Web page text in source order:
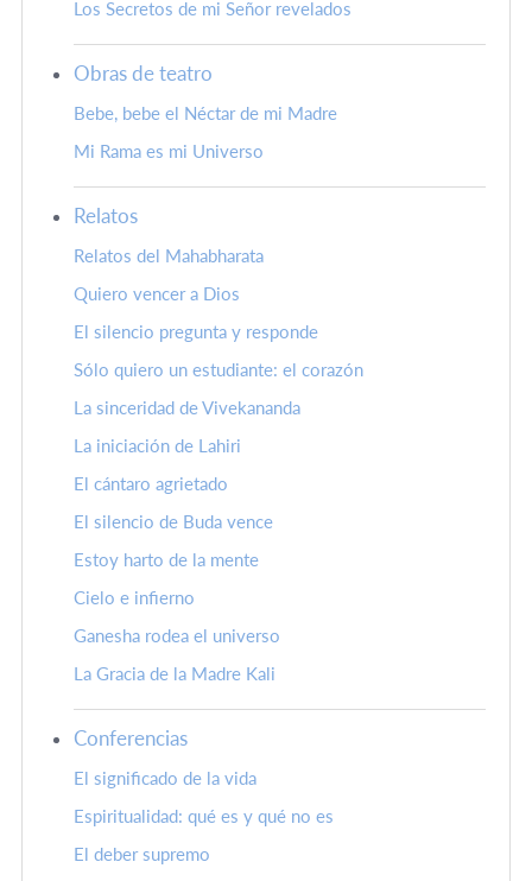
Los Secretos de mi Señor revelados
Obras de teatro
Bebe, bebe el Néctar de mi Madre
Mi Rama es mi Universo
Relatos
Relatos del Mahabharata
Quiero vencer a Dios
El silencio pregunta y responde
Sólo quiero un estudiante: el corazón
La sinceridad de Vivekananda
La iniciación de Lahiri
El cántaro agrietado
El silencio de Buda vence
Estoy harto de la mente
Cielo e infierno
Ganesha rodea el universo
La Gracia de la Madre Kali
Conferencias
El significado de la vida
Espiritualidad: qué es y qué no es
El deber supremo